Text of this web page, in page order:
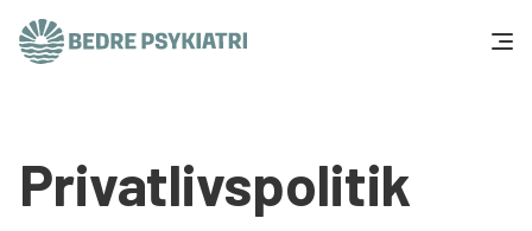
Tal og fakta
Privatlivspolitik